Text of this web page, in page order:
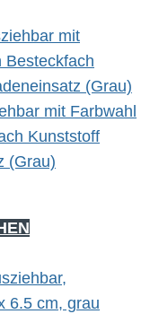
mit Farbwahl
Kunststoff
(Grau)